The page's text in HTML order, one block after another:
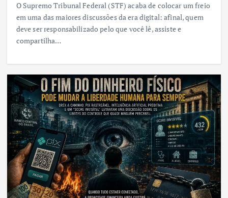
O Supremo Tribunal Federal (STF) acaba de colocar um freio
em uma das maiores discussões da era digital: afinal, quem
deve ser responsabilizado pelo que você lê, assiste e
compartilha…